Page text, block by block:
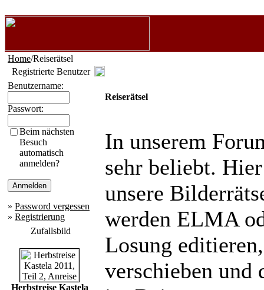
Home/Reiserätsel
Registrierte Benutzer
Benutzername:
Passwort:
Beim nächsten
Besuch
automatisch
anmelden?
» Password vergessen
» Registrierung
Zufallsbild
Herbstreise Kastela
Reiserätsel
In unserem
sehr beliebt.
unsere
werden ELMA
Losung
verschieben